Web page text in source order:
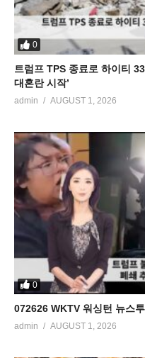
0
트럼프 TPS 종료로 하이티
대혼란 시작’
admin AUGUST 1, 2026
0
072626 WKTV 워싱턴 뉴스
admin AUGUST 1, 2026